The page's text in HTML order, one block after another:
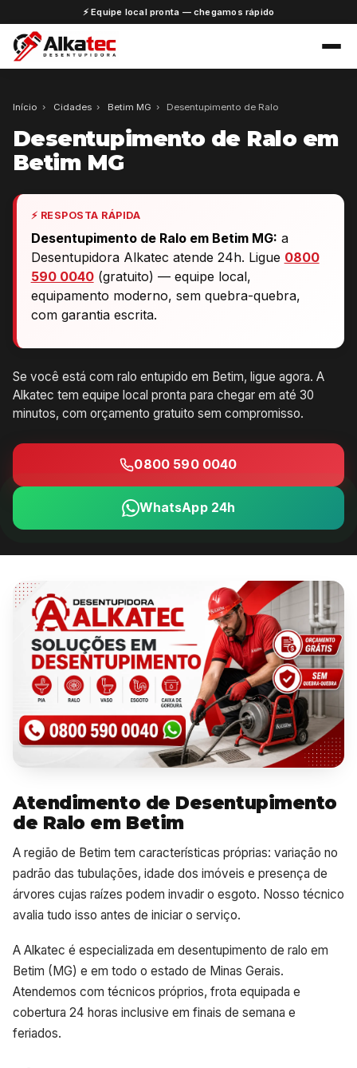
⚡ Equipe local pronta — chegamos rápido
Início › Cidades › Betim MG › Desentupimento de Ralo
Desentupimento de Ralo em
Betim MG
⚡ RESPOSTA RÁPIDA
Desentupimento de Ralo em Betim MG: a
Desentupidora Alkatec atende 24h. Ligue 0800
590 0040(gratuito) — equipe local,
equipamento moderno, sem quebra-quebra,
com garantia escrita.
Se você está com ralo entupido em Betim, ligue agora. A
Alkatec tem equipe local pronta para chegar em até 30
minutos, com orçamento gratuito sem compromisso.
0800 590 0040
WhatsApp 24h
Atendimento de Desentupimento
de Ralo em Betim
A região de Betim tem características próprias: variação no
padrão das tubulações, idade dos imóveis e presença de
árvores cujas raízes podem invadir o esgoto. Nosso técnico
avalia tudo isso antes de iniciar o serviço.
A Alkatec é especializada em desentupimento de ralo em
Betim (MG) e em todo o estado de Minas Gerais.
Atendemos com técnicos próprios, frota equipada e
cobertura 24 horas inclusive em finais de semana e
feriados.